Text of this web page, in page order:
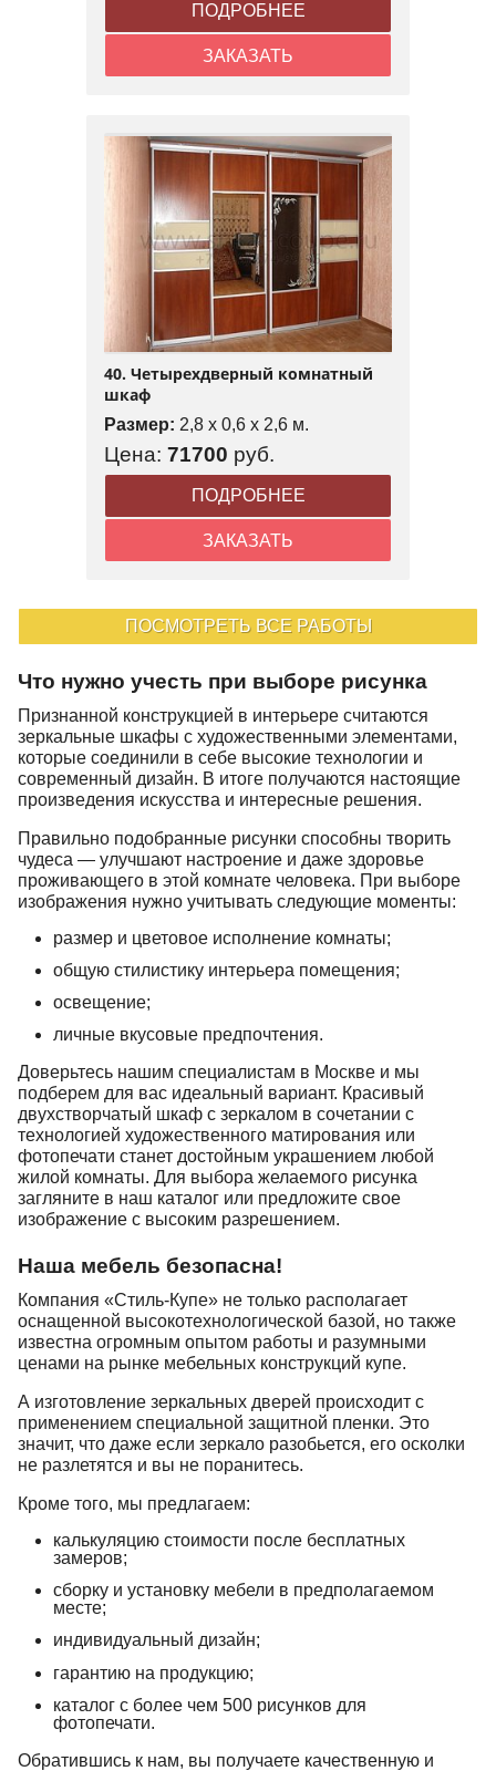
ПОДРОБНЕЕ
ЗАКАЗАТЬ
40. Четырехдверный комнатный
шкаф
Размер: 2,8 x 0,6 x 2,6 м.
Цена: 71700 руб.
ПОДРОБНЕЕ
ЗАКАЗАТЬ
ПОСМОТРЕТЬ ВСЕ РАБОТЫ
Что нужно учесть при выборе рисунка
Признанной конструкцией в интерьере считаются
зеркальные шкафы с художественными элементами,
которые соединили в себе высокие технологии и
современный дизайн. В итоге получаются настоящие
произведения искусства и интересные решения.
Правильно подобранные рисунки способны творить
чудеса — улучшают настроение и даже здоровье
проживающего в этой комнате человека. При выборе
изображения нужно учитывать следующие моменты:
размер и цветовое исполнение комнаты;
общую стилистику интерьера помещения;
освещение;
личные вкусовые предпочтения.
Доверьтесь нашим специалистам в Москве и мы
подберем для вас идеальный вариант. Красивый
двухстворчатый шкаф с зеркалом в сочетании с
технологией художественного матирования или
фотопечати станет достойным украшением любой
жилой комнаты. Для выбора желаемого рисунка
загляните в наш каталог или предложите свое
изображение с высоким разрешением.
Наша мебель безопасна!
Компания «Стиль-Купе» не только располагает
оснащенной высокотехнологической базой, но также
известна огромным опытом работы и разумными
ценами на рынке мебельных конструкций купе.
А изготовление зеркальных дверей происходит с
применением специальной защитной пленки. Это
значит, что даже если зеркало разобьется, его осколки
не разлетятся и вы не поранитесь.
Кроме того, мы предлагаем:
калькуляцию стоимости после бесплатных
замеров;
сборку и установку мебели в предполагаемом
месте;
индивидуальный дизайн;
гарантию на продукцию;
каталог с более чем 500 рисунков для
фотопечати.
Обратившись к нам, вы получаете качественную и